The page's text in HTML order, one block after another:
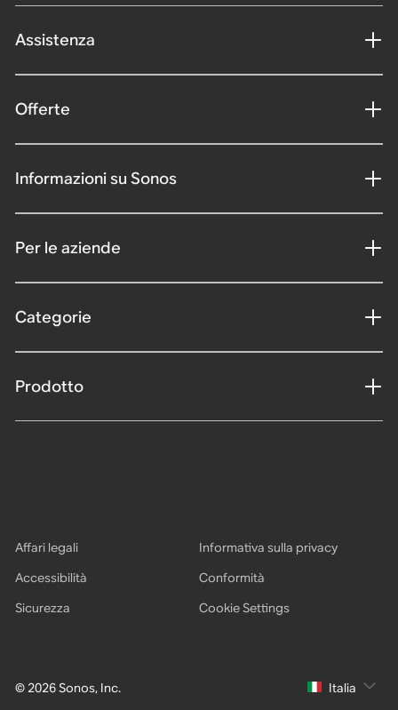
Assistenza
Offerte
Informazioni su Sonos
Per le aziende
Categorie
Prodotto
© 2026 Sonos, Inc.
Affari legali
Informativa sulla privacy
Accessibilità
Conformità
Sicurezza
Cookie Settings
Italia